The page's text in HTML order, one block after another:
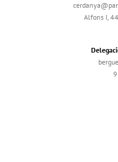
Alfons I,